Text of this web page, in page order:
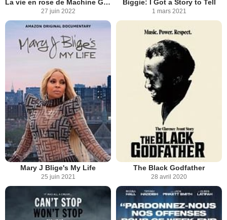
La vie en rose de Machine Gun Kelly
27 juin 2022
Biggie: I Got a Story to Tell
1 mars 2021
Mary J Blige's My Life
25 juin 2021
The Black Godfather
28 avril 2020